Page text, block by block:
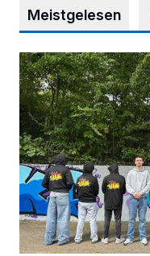
Meistgelesen
Aus Grau wird Haltung